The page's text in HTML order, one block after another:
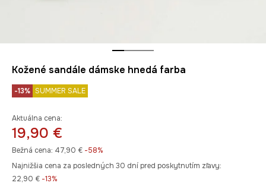
Kožené sandále dámske hnedá farba
-13% SUMMER SALE
Aktuálna cena:
19,90 €
Bežná cena: 47,90 € -58%
Najnižšia cena za posledných 30 dní pred poskytnutím zľavy:
22,90 € -13%